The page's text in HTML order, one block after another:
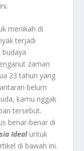
menikah di
terjadi
zaman
23 tahun yang
belum
kamu nggak
tersebut.
benar-benar di
Idealuntuk
di bawah ini.